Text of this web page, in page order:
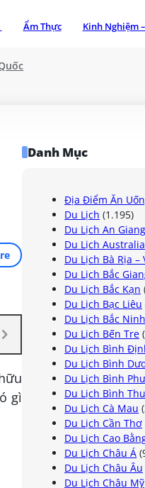
Ẩm Thực Kinh Nghiệm
gì
Danh Mục
Địa Điểm Ăn
Du Lịch (1.195)
Du Lịch An Giang
Du Lịch Australia
Du Lịch Bà Rịa –
Du Lịch Bắc
Du Lịch Bắc Kạn
Du Lịch Bạc Liêu
Du Lịch Bắc Ninh
Du Lịch Bến Tre
Du Lịch Bình
Du Lịch Bình
Du Lịch Bình
Du Lịch Bình
Du Lịch Cà Mau
Du Lịch Cần Thơ
Du Lịch Cao
Du Lịch Châu Á
Du Lịch Châu Âu
Du Lịch Châu Mỹ